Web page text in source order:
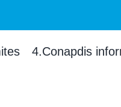
4.Conapdis